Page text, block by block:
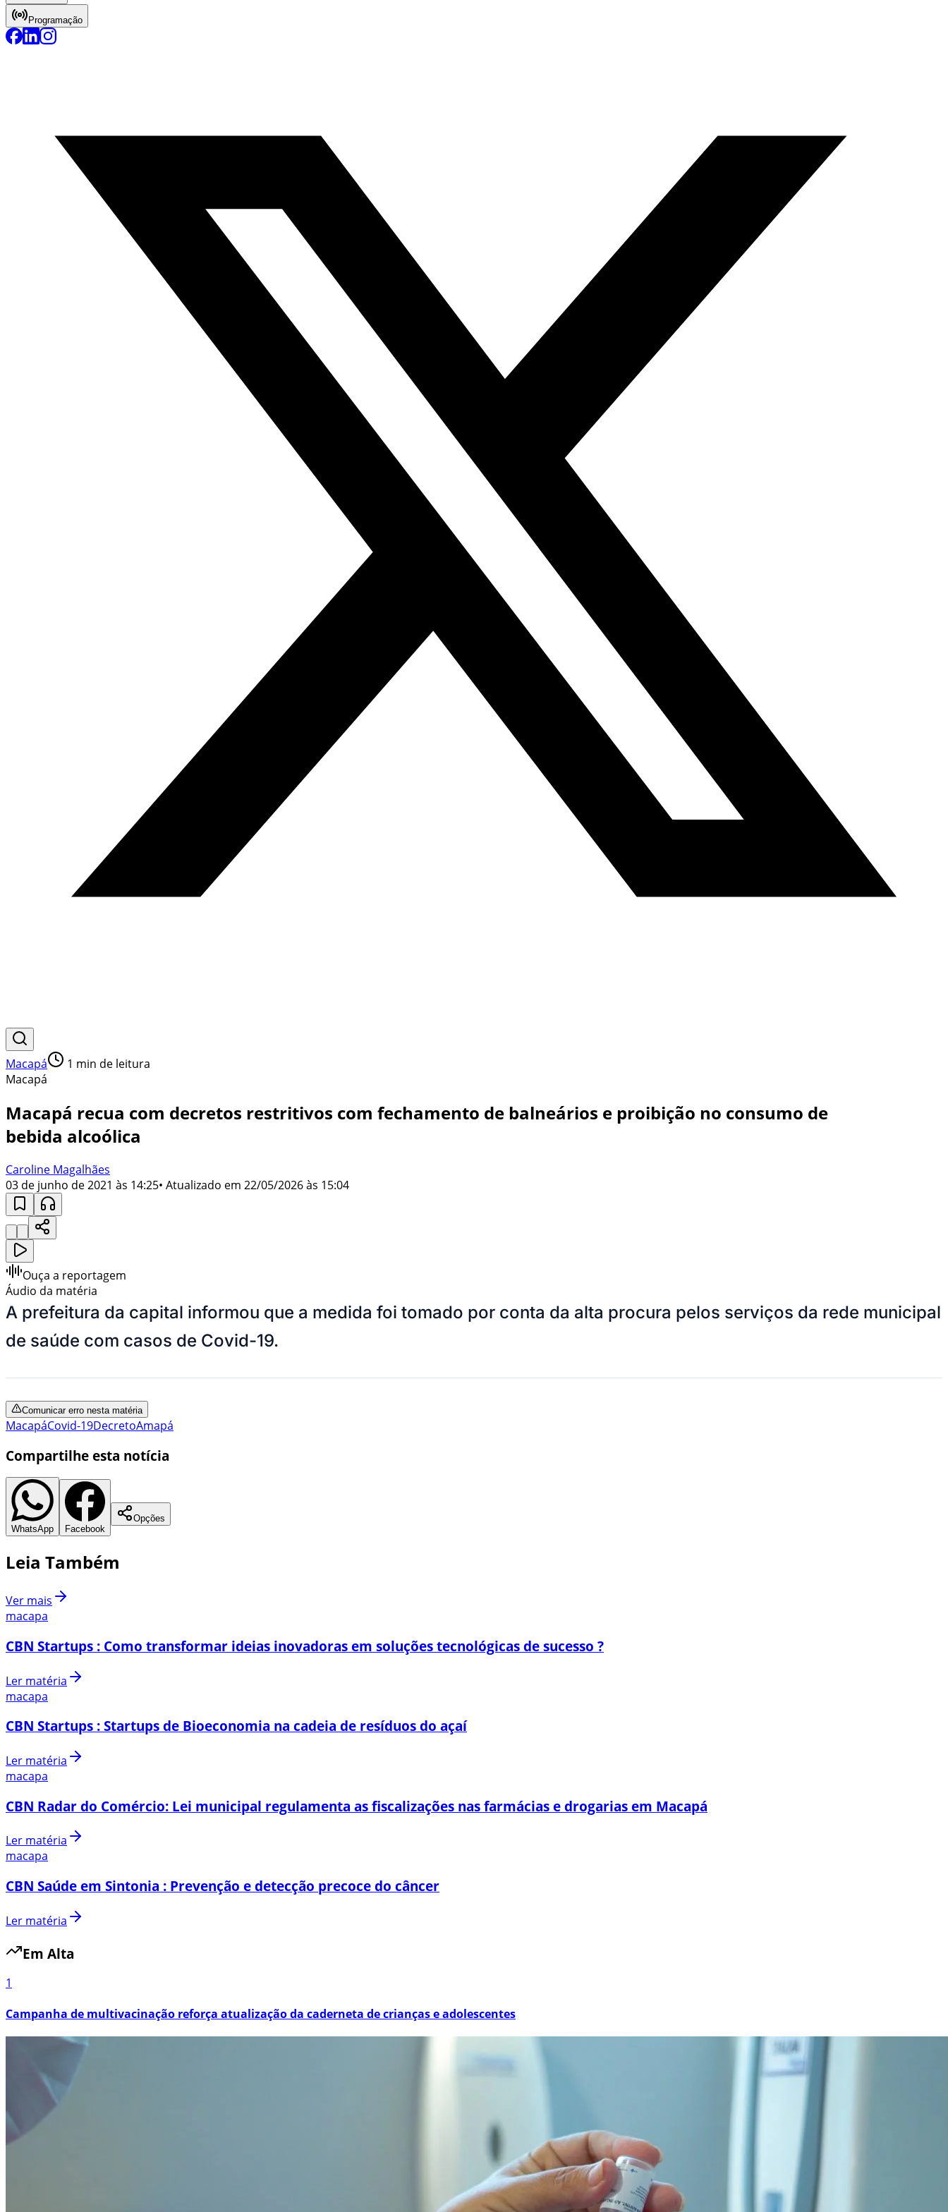
Programação
Macapá 1 min de leitura
Macapá
Macapá recua com decretos restritivos com fechamento de balneários e proibição no consumo de
bebida alcoólica
Caroline Magalhães
03 de junho de 2021 às 14:25• Atualizado em 22/05/2026 às 15:04
Ouça a reportagem
Áudio da matéria
A prefeitura da capital informou que a medida foi tomado por conta da alta procura pelos serviços da rede municipal
de saúde com casos de Covid-19.
Comunicar erro nesta matéria
MacapáCovid-19DecretoAmapá
Compartilhe esta notícia
WhatsApp Facebook
Opções
Leia Também
Ver mais
macapa
CBN Startups : Como transformar ideias inovadoras em soluções tecnológicas de sucesso ?
Ler matéria
macapa
CBN Startups : Startups de Bioeconomia na cadeia de resíduos do açaí
Ler matéria
macapa
CBN Radar do Comércio: Lei municipal regulamenta as fiscalizações nas farmácias e drogarias em Macapá
Ler matéria
macapa
CBN Saúde em Sintonia : Prevenção e detecção precoce do câncer
Ler matéria
Em Alta
1
Campanha de multivacinação reforça atualização da caderneta de crianças e adolescentes